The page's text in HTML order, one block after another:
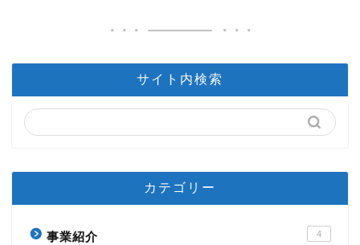
サイト内検索
カテゴリー
事業紹介 4